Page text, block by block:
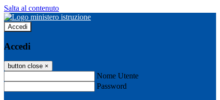
Salta al contenuto
Accedi
Accedi
button close ×
Nome Utente
Password